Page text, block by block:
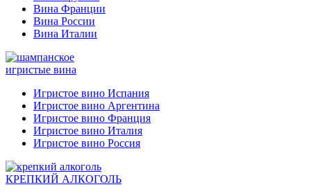
Вина Франции
Вина России
Вина Италии
игристые вина
Игристое вино Испания
Игристое вино Аргентина
Игристое вино Франция
Игристое вино Италия
Игристое вино Россия
КРЕПКИЙ АЛКОГОЛЬ